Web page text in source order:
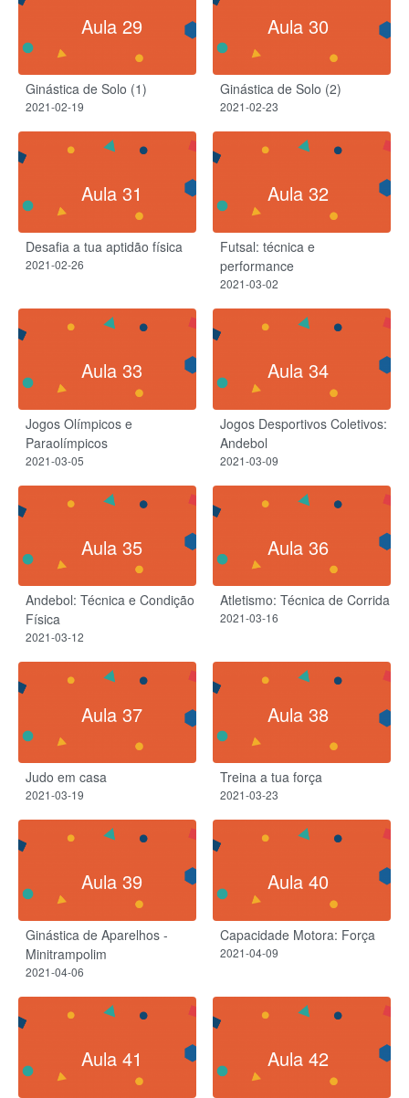
Aula 29
Ginástica de Solo (1)
2021-02-19
Aula 30
Ginástica de Solo (2)
2021-02-23
Aula 31
Desafia a tua aptidão física
2021-02-26
Aula 32
Futsal: técnica e
performance
2021-03-02
Aula 33
Jogos Olímpicos e
Paraolímpicos
2021-03-05
Aula 34
Jogos Desportivos Coletivos:
Andebol
2021-03-09
Aula 35
Andebol: Técnica e Condição
Física
2021-03-12
Aula 36
Atletismo: Técnica de Corrida
2021-03-16
Aula 37
Judo em casa
2021-03-19
Aula 38
Treina a tua força
2021-03-23
Aula 39
Ginástica de Aparelhos -
Minitrampolim
2021-04-06
Aula 40
Capacidade Motora: Força
2021-04-09
Aula 41 Aula 42